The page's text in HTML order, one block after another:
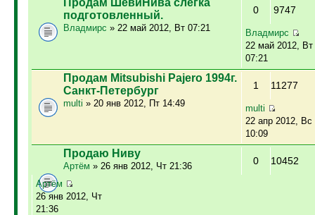
Продам ШевиНива слегка
подготовленный.
Владмирс » 22 май 2012, Вт 07:21
0 9747
Владмирс
22 май 2012, Вт
07:21
Продам Mitsubishi Pajero 1994г.
Санкт-Петербург
multi » 20 янв 2012, Пт 14:49
1 11277
multi
22 апр 2012, Вс
10:09
Продаю Ниву
Артём » 26 янв 2012, Чт 21:36 0 10452
Артём
26 янв 2012, Чт
21:36